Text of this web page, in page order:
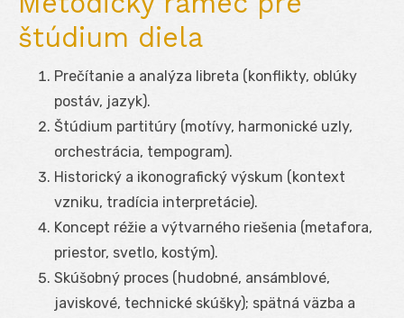
štúdium diela
Prečítanie a analýza libreta (konflikty, oblúky
postáv, jazyk).
Štúdium partitúry (motívy, harmonické uzly,
orchestrácia, tempogram).
Historický a ikonografický výskum (kontext
vzniku, tradícia interpretácie).
Koncept réžie a výtvarného riešenia (metafora,
priestor, svetlo, kostým).
Skúšobný proces (hudobné, ansámblové,
javiskové, technické skúšky); spätná väzba a